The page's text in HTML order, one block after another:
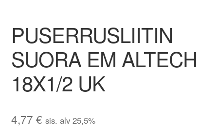
PUSERRUSLIITIN
SUORA EM ALTECH
18X1/2 UK
4,77 € sis. alv 25,5%